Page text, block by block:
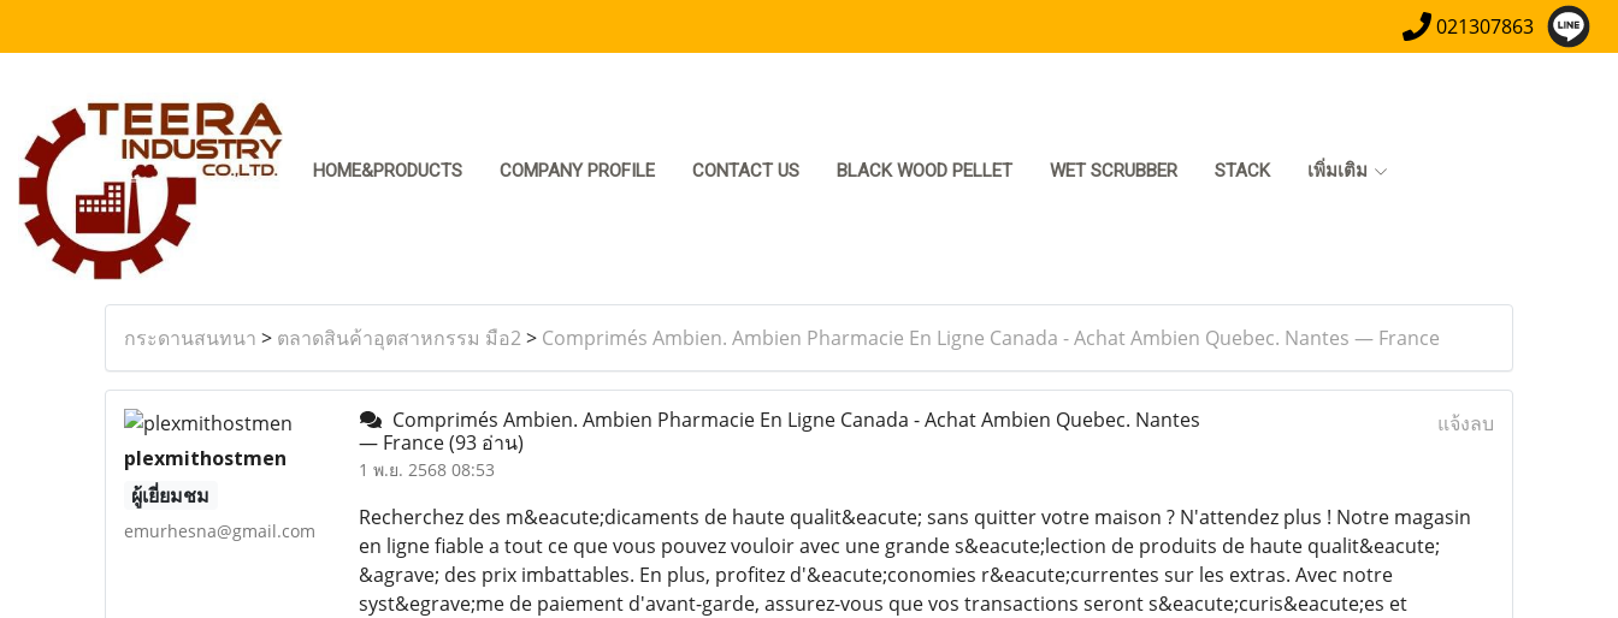
021307863
HOME&PRODUCTS COMPANY PROFILE CONTACT US BLACK WOOD PELLET WET SCRUBBER STACK เพิ่มเติม
กระดานสนทนา > ตลาดสินค้าอุตสาหกรรม มือ2> Comprimés Ambien. Ambien Pharmacie En Ligne Canada - Achat Ambien Quebec. Nantes — France
plexmithostmen
ผู้เยี่ยมชม
emurhesna@gmail.com
Comprimés Ambien. Ambien Pharmacie En Ligne Canada - Achat Ambien Quebec. Nantes
— France(93 อ่าน)
1 พ.ย. 2568 08:53
แจ้งลบ
Recherchez des m&eacute;dicaments de haute qualit&eacute; sans quitter votre maison ? N'attendez plus ! Notre magasin
en ligne fiable a tout ce que vous pouvez vouloir avec une grande s&eacute;lection de produits de haute qualit&eacute;
&agrave; des prix imbattables. En plus, profitez d'&eacute;conomies r&eacute;currentes sur les extras. Avec notre
syst&egrave;me de paiement d'avant-garde, assurez-vous que vos transactions seront s&eacute;curis&eacute;es et